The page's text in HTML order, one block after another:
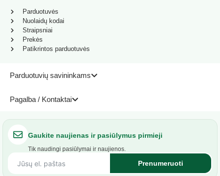
Parduotuvių savininkams
Pagalba / Kontaktai
Parduotuvės
Nuolaidų kodai
Straipsniai
Prekės
Patikrintos parduotuvės
Gaukite naujienas ir pasiūlymus pirmieji
Tik naudingi pasiūlymai ir naujienos.
Prenumeruoti